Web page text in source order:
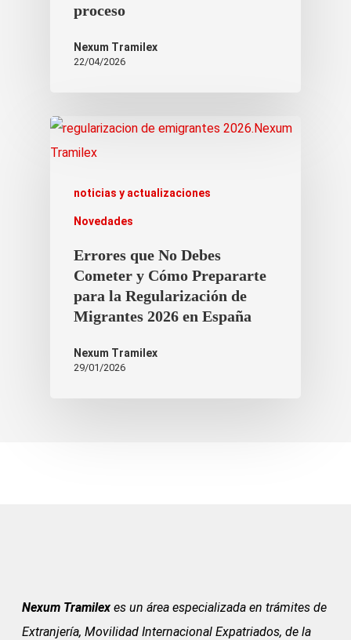
proceso
Nexum Tramilex
22/04/2026
noticias y actualizaciones
Novedades
Errores que No Debes
Cometer y Cómo Prepararte
para la Regularización de
Migrantes 2026 en España
Nexum Tramilex
29/01/2026
Nexum Tramilex es un área especializada en trámites de
Extranjería, Movilidad Internacional Expatriados, de la